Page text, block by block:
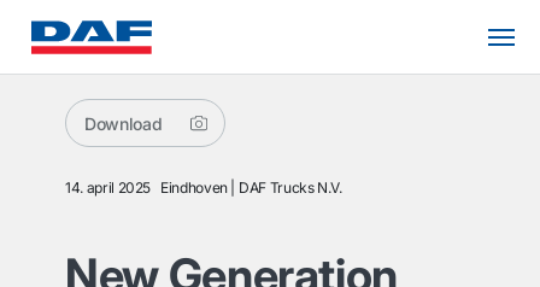
Download
14. april 2025 Eindhoven DAF Trucks N.V.
New Generation